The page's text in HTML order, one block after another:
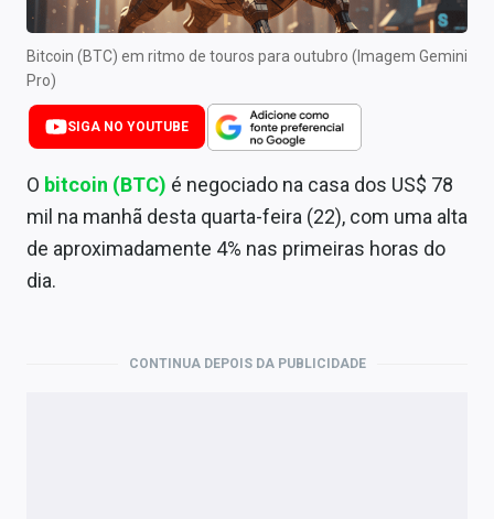
Central de Fundos Imobiliários
Central dos IPOs
Renda Fixa
Mercados
Economia
Bitcoin (BTC) em ritmo de touros para outubro (Imagem Gemini
Pro)
SIGA NO YOUTUBE
O bitcoin (BTC) é negociado na casa dos US$ 78
mil na manhã desta quarta-feira (22), com uma alta
de aproximadamente 4% nas primeiras horas do
dia.
CONTINUA DEPOIS DA PUBLICIDADE